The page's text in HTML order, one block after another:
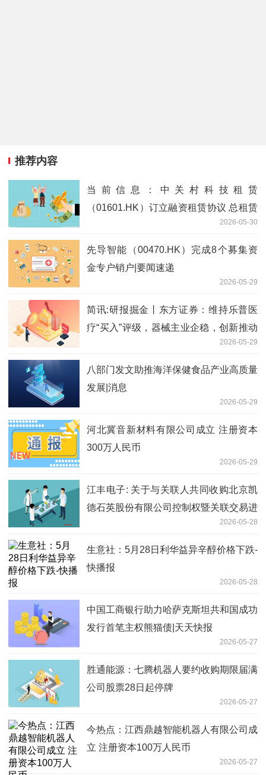
推荐内容
当前信息：中关村科技租赁
（01601.HK）订立融资租赁协议 总租赁
2026-05-30
先导智能（00470.HK）完成8个募集资
金专户销户|要闻速递
2026-05-29
简讯:研报掘金丨东方证券：维持乐普医
疗“买入”评级，器械主业企稳，创新推动
2026-05-29
八部门发文助推海洋保健食品产业高质量
发展|消息
2026-05-29
河北冀音新材料有限公司成立 注册资本
300万人民币
2026-05-29
江丰电子: 关于与关联人共同收购北京凯
德石英股份有限公司控制权暨关联交易进
展暨取得北京证券交易所合规性确认的公
告 当前信息
2026-05-28
生意社：5月28日利华益异辛醇价格下跌-
快播报
2026-05-28
中国工商银行助力哈萨克斯坦共和国成功
发行首笔主权熊猫债|天天快报
2026-05-27
胜通能源：七腾机器人要约收购期限届满
公司股票28日起停牌
2026-05-27
今热点：江西鼎越智能机器人有限公司成
立 注册资本100万人民币
2026-05-27